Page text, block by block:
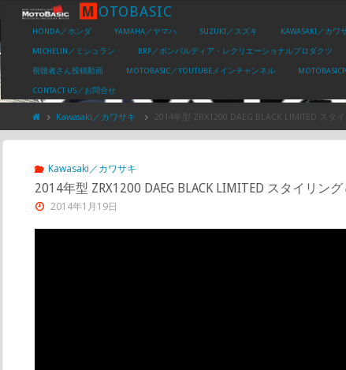
M OTOBASIC
HONDA／ホンダ YAMAHA／ヤマハ SUZUKI／スズキ KAWASAKI／カワ
MICHELIN／ミシュラン BRP／ボンバルディア・レクリエーショナルプロダクツ
視聴者さん投稿動画 MOTOBASIC／YOUTUBEメインチャンネル
CONTACT US／お問合せ
Kawasaki／カワサキ 2014年型 ZRX1200 DAEG BLACK LIMITED スタ
Kawasaki／カワサキ
2014年型 ZRX1200 DAEG BLACK LIMITED スタイリン
2014年1月19日